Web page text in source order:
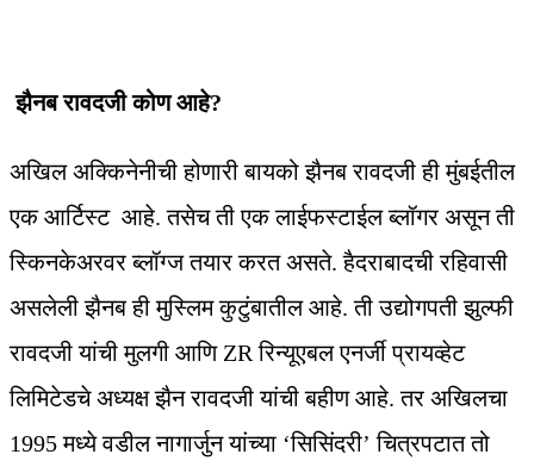
झैनब रावदजी कोण आहे?
अखिल अक्किनेनीची होणारी बायको झैनब रावदजी ही मुंबईतील
एक आर्टिस्ट आहे. तसेच ती एक लाईफस्टाईल ब्लॉगर असून ती
स्किनकेअरवर ब्लॉग्ज तयार करत असते. हैदराबादची रहिवासी
असलेली झैनब ही मुस्लिम कुटुंबातील आहे. ती उद्योगपती झुल्फी
रावदजी यांची मुलगी आणि ZR रिन्यूएबल एनर्जी प्रायव्हेट
लिमिटेडचे ​​अध्यक्ष झैन रावदजी यांची बहीण आहे. तर अखिलचा
1995 मध्ये वडील नागार्जुन यांच्या ‘सिसिंदरी’ चित्रपटात तो